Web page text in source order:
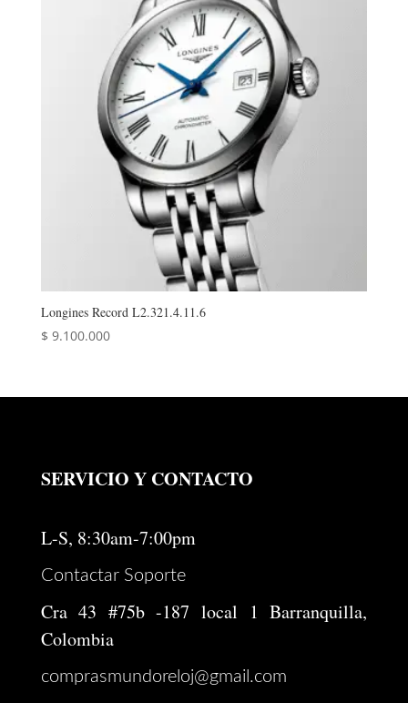
Longines Record L2.321.4.11.6
$ 9.100.000
SERVICIO Y CONTACTO
L-S, 8:30am-7:00pm
Contactar Soporte
Cra 43 #75b -187 local 1 Barranquilla,
Colombia
comprasmundoreloj@gmail.com